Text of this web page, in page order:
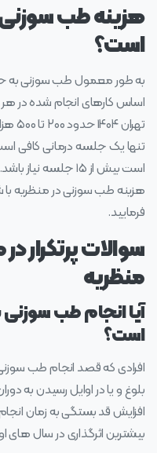
هزینه طب
است؟
اساس کارهای انجام شده در
تنها یک جلسه درمانی کافی
است بیش از ۱۵
هزینه طب سوزنی در منظریه
فرمایید.
سوالات پرتکرار
منظریه
آیا انجام طب
است؟
افرادی که قصد انجام طب
بلوغ و یا در اوایل رسیدن به
افزایش قد بستگی به زمان
بیشترین اثرگذاری در سال‌